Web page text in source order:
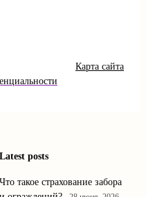
Карта сайта
Latest posts
Что такое страхование забора